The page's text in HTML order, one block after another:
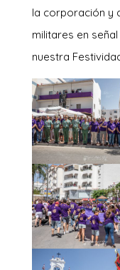
la corporación y
militares en
nuestra